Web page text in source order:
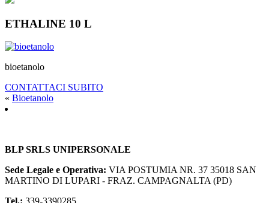
ETHALINE 10 L
bioetanolo
CONTATTACI SUBITO
« Bioetanolo
BLP SRLS UNIPERSONALE
Sede Legale e Operativa: VIA POSTUMIA NR. 37 35018 SAN
MARTINO DI LUPARI - FRAZ. CAMPAGNALTA (PD)